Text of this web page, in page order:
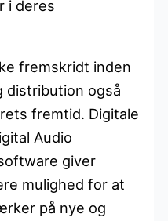
i deres
fremskridt inden
distribution også
fremtid. Digitale
Audio
giver
mulighed for at
på nye og